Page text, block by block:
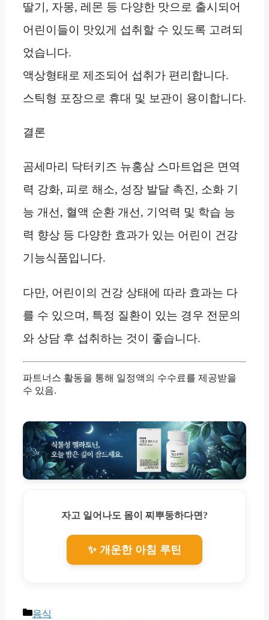
딸기, 자몽, 레몬 등 다양한 맛으로 출시되어
어린이들이 맛있게 섭취할 수 있도록 고려되
었습니다.
액상형태로 제조되어 섭취가 편리합니다.
스틱형 포장으로 휴대 및 보관이 용이합니다.
결론
곰세마리 닥터키즈 뉴홍삼 스마트업은 면역
력 강화, 피로 해소, 성장 발달 촉진, 소화 기
능 개선, 혈액 순환 개선, 기억력 및 학습 능
력 향상 등 다양한 효과가 있는 어린이 건강
기능식품입니다.
다만, 어린이의 건강 상태에 따라 효과는 다
를 수 있으며, 특정 질환이 있는 경우 전문의
와 상담 후 섭취하는 것이 좋습니다.
파트너스 활동을 통해 일정액의 수수료를 제공받을
수 있음.
자고 일어나도 몸이 찌뿌둥하다면?
✨ 개운한 아침 루틴
Categories
음식